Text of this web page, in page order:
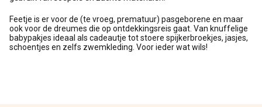
Feetje is er voor de (te vroeg, prematuur) pasgeborene en maar
ook voor de dreumes die op ontdekkingsreis gaat. Van knuffelige
babypakjes ideaal als cadeautje tot stoere spijkerbroekjes, jasjes,
schoentjes en zelfs zwemkleding. Voor ieder wat wils!